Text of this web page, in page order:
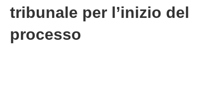
tribunale per l’inizio del
processo